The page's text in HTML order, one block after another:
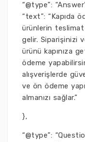
“@type”:
“text”: “Kapıda
ürünlerin teslimat
gelir. Siparişinizi
ürünü kapınıza
ödeme
alışverişlerde
ve ön ödeme
almanızı sağlar.”
},
“@type”: